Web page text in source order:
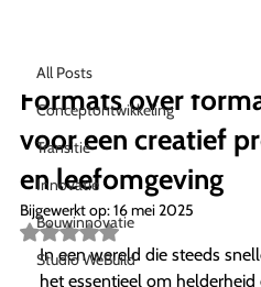
All Posts
Conceptontwikkeling
Transitie
Innovatie
Bouwinnovatie
Studio WeBuild
Formats over
voor een creatief
en leefomgeving
3
Bijgewerkt op:16 mei 2025
Beoordeeld
met
NaN
In een wereld die steeds
het essentieel om helderheid